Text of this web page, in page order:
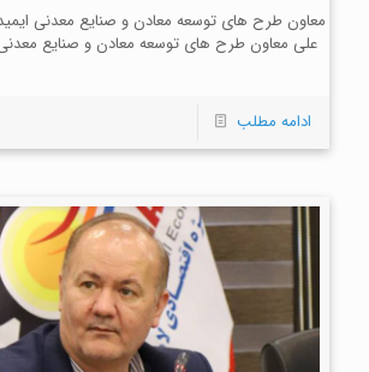
معاون طرح های توسعه معادن و صنایع معدنی
علی معاون طرح های توسعه معادن و صنایع معدنی
ادامه مطلب